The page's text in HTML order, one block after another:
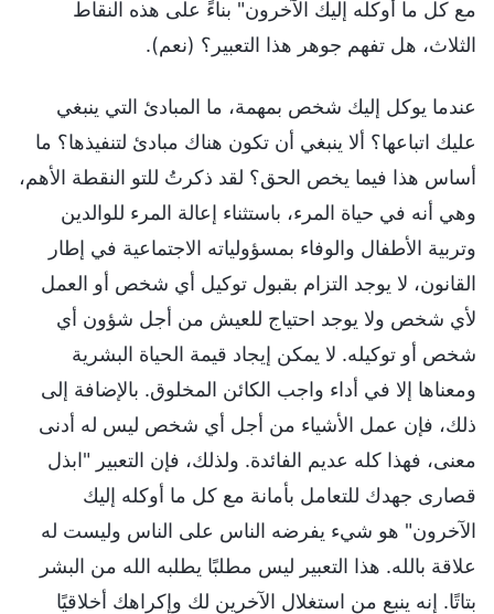
مع كل ما أوكله إليك الآخرون" بناءً على هذه النقاط
الثلاث، هل تفهم جوهر هذا التعبير؟ (نعم).
عندما يوكل إليك شخص بمهمة، ما المبادئ التي ينبغي
عليك اتباعها؟ ألا ينبغي أن تكون هناك مبادئ لتنفيذها؟ ما
أساس هذا فيما يخص الحق؟ لقد ذكرتُ للتو النقطة الأهم،
وهي أنه في حياة المرء، باستثناء إعالة المرء للوالدين
وتربية الأطفال والوفاء بمسؤولياته الاجتماعية في إطار
القانون، لا يوجد التزام بقبول توكيل أي شخص أو العمل
لأي شخص ولا يوجد احتياج للعيش من أجل شؤون أي
شخص أو توكيله. لا يمكن إيجاد قيمة الحياة البشرية
ومعناها إلا في أداء واجب الكائن المخلوق. بالإضافة إلى
ذلك، فإن عمل الأشياء من أجل أي شخص ليس له أدنى
معنى، فهذا كله عديم الفائدة. ولذلك، فإن التعبير "ابذل
قصارى جهدك للتعامل بأمانة مع كل ما أوكله إليك
الآخرون" هو شيء يفرضه الناس على الناس وليست له
علاقة بالله. هذا التعبير ليس مطلبًا يطلبه الله من البشر
بتاتًا. إنه ينبع من استغلال الآخرين لك وإكراهك أخلاقيًا